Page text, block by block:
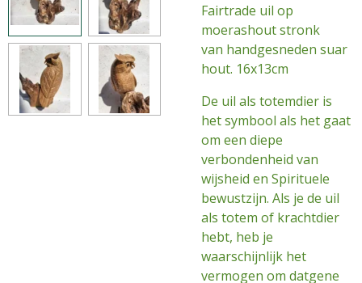
Fairtrade uil op
moerashout stronk
van handgesneden suar
hout. 16x13cm
De uil als totemdier is
het symbool als het gaat
om een diepe
verbondenheid van
wijsheid en Spirituele
bewustzijn. Als je de uil
als totem of krachtdier
hebt, heb je
waarschijnlijk het
vermogen om datgene